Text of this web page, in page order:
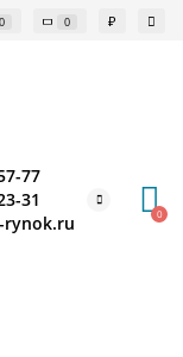
0 0 ₽
77
31
rynok.ru
0